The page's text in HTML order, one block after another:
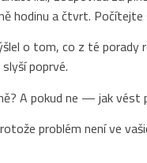
hodinu a čtvrt.
o tom, co z té
poprvé.
A pokud ne — jak vést
problém není ve